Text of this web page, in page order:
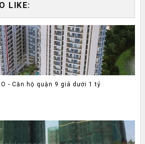
LIKE:
- Căn hộ quận 9 giá dưới 1 tỷ